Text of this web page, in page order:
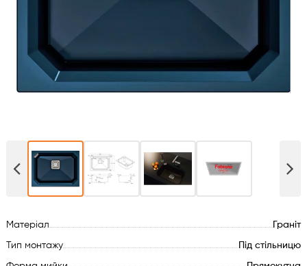
Варильні поверхні
Посудомийки
Пральні машини
Холодильне обладнання
Матеріал Граніт
Тип монтажу Під стільницю